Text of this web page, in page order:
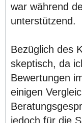
war während
unterstützend.
Bezüglich des
skeptisch, da
Bewertungen
einigen
jedoch für die